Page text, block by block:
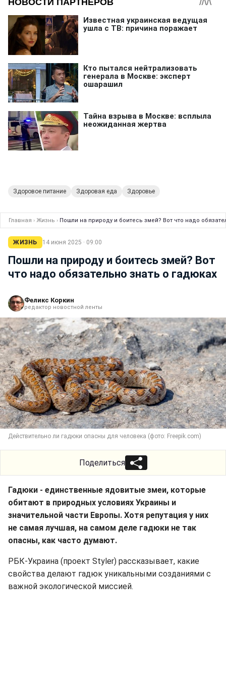
Здоровое питание Здоровая еда Здоровье
Главная › Жизнь › Пошли на природу и боитесь змей? Вот что надо
ЖИЗНЬ 14 июня 2025 · 09:00
Пошли на природу и боитесь змей? Вот
что надо обязательно знать о гадюках
Феликс Коркин
редактор новостной ленты
Действительно ли гадюки опасны для человека (фото: Freepik.com)
Поделиться
Гадюки - единственные ядовитые змеи, которые
обитают в природных условиях Украины и
значительной части Европы. Хотя репутация у них
не самая лучшая, на самом деле гадюки не так
опасны, как часто думают.
РБК-Украина (проект Styler) рассказывает, какие
свойства делают гадюк уникальными созданиями с
важной экологической миссией.